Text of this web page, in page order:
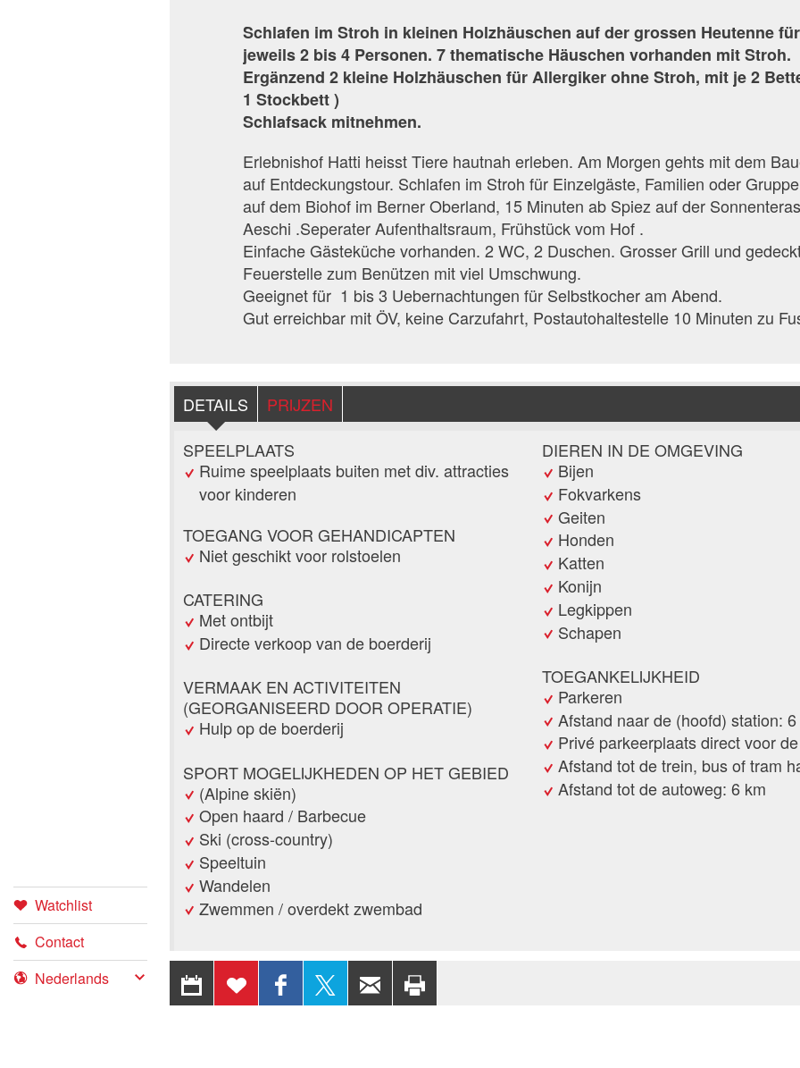
Watchlist
Contact
Schlafen im Stroh in kleinen Holzhäuschen auf der grossen Heutenne für
jeweils 2 bis 4 Personen. 7 thematische Häuschen vorhanden mit Stroh.
Ergänzend 2 kleine Holzhäuschen für Allergiker ohne Stroh, mit je 2
1 Stockbett )
Schlafsack mitnehmen.
Erlebnishof Hatti heisst Tiere hautnah erleben. Am Morgen gehts mit dem
auf Entdeckungstour. Schlafen im Stroh für Einzelgäste, Familien oder
auf dem Biohof im Berner Oberland, 15 Minuten ab Spiez auf der
Aeschi .Seperater Aufenthaltsraum, Frühstück vom Hof .
Einfache Gästeküche vorhanden. 2 WC, 2 Duschen. Grosser Grill und
Feuerstelle zum Benützen mit viel Umschwung.
Geeignet für 1 bis 3 Uebernachtungen für Selbstkocher am Abend.
Gut erreichbar mit ÖV, keine Carzufahrt, Postautohaltestelle 10 Minuten zu
DETAILS
PRIJZEN
SPEELPLAATS
Ruime speelplaats buiten met div. attracties
voor kinderen
TOEGANG VOOR GEHANDICAPTEN
Niet geschikt voor rolstoelen
CATERING
Met ontbijt
Directe verkoop van de boerderij
VERMAAK EN ACTIVITEITEN
(GEORGANISEERD DOOR OPERATIE)
Hulp op de boerderij
SPORT MOGELIJKHEDEN OP HET GEBIED
(Alpine skiën)
Open haard / Barbecue
Ski (cross-country)
Speeltuin
Wandelen
Zwemmen / overdekt zwembad
DIEREN IN DE OMGEVING
Bijen
Fokvarkens
Geiten
Honden
Katten
Konijn
Legkippen
Schapen
TOEGANKELIJKHEID
Parkeren
Afstand naar de (hoofd) station:
Privé parkeerplaats direct voor
Afstand tot de trein, bus of tram
Afstand tot de autoweg: 6 km
Boekingsaanvraag
Post afkeuren
Post afkeurenEXPORTEREN
NAAR
KALENDER
TOEVOEGEN
AAN
WATCHLIST
DELEN OP
FACEBOOK
OP X
AANBEVELEN
PER E-MAIL